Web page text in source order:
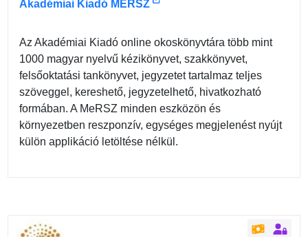
Akadémiai Kiadó MERSZ
Az Akadémiai Kiadó online okoskönyvtára több mint
1000 magyar nyelvű kézikönyvet, szakkönyvet,
felsőoktatási tankönyvet, jegyzetet tartalmaz teljes
szöveggel, kereshető, jegyzetelhető, hivatkozható
formában. A MeRSZ minden eszközön és
környezetben reszponzív, egységes megjelenést nyújt
külön applikáció letöltése nélkül.